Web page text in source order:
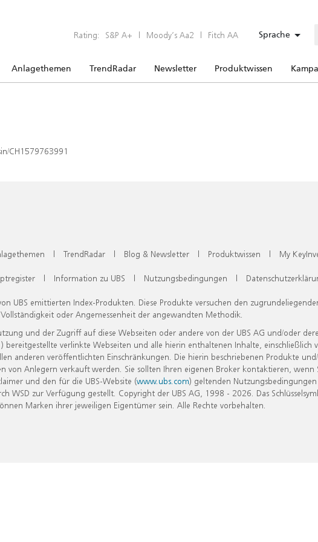
Rating: S&P A+ | Moody’s Aa2 | Fitch AA Sprache
Anlagethemen TrendRadar Newsletter Produktwissen
CH1579763991
| TrendRadar | Blog & Newsletter | Produktwissen | My
| Information zu UBS | Nutzungsbedingungen |
UBS emittierten Index-Produkten. Diese Produkte versuchen den
oder Angemessenheit der angewandten Methodik.
und der Zugriff auf diese Webseiten oder andere von der UBS AG und/oder
verlinkte Webseiten und alle hierin enthaltenen Inhalte, einschließlich
anderen veröffentlichten Einschränkungen. Die hierin beschriebenen Produkte
Anlegern verkauft werden. Sie sollten Ihren eigenen Broker kontaktieren, wenn
und den für die UBS-Website (www.ubs.com) geltenden
zur Verfügung gestellt. Copyright der UBS AG, 1998 - 2026. Das
Marken ihrer jeweiligen Eigentümer sein. Alle Rechte vorbehalten.